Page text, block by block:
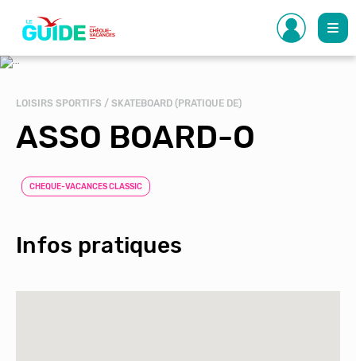
contenu
principal
LOISIRS SPORTIFS / SKATEBOARD (PRATIQUE DE)
ASSO BOARD-O
CHEQUE-VACANCES CLASSIC
Infos pratiques